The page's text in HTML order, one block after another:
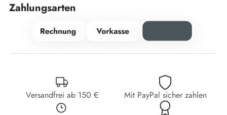
Zahlungsarten
Versandfrei ab 150 € Mit PayPal sicher zahlen